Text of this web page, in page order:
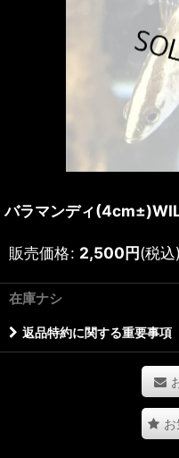
バラマンディ
販売価格: 2,500円(税込)
在庫ナシ
返品特約に関する重要事項